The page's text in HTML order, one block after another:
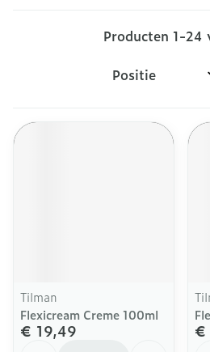
Producten 1-24
Sorteer op:
Tilman
Flexicream Creme 100ml
€ 19,49 €